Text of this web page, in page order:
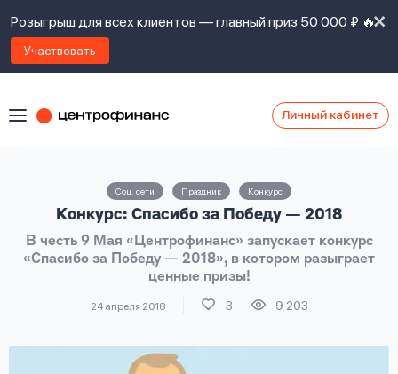
Розыгрыш для всех клиентов — главный приз 50 000 ₽ 🔥
Участвовать
Личный кабинет
Соц. сети Праздник Конкурс
Конкурс: Спасибо за Победу — 2018
В честь 9 Мая «Центрофинанс» запускает конкурс
«Спасибо за Победу — 2018», в котором разыграет
ценные призы!
24 апреля 2018 3 9 203
Наши
контакты
ознакомлен
с
правилами
предоставления
,